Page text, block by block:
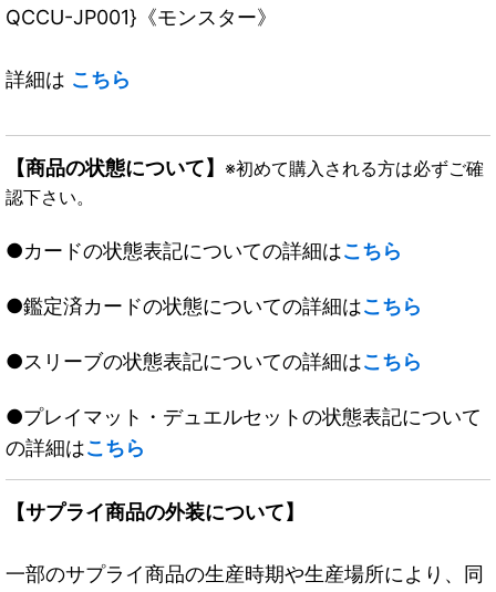
QCCU-JP001}《モンスター》
詳細は こちら
【商品の状態について】 ※初めて購入される方は必ずご確
認下さい。
●カードの状態表記についての詳細はこちら
●鑑定済カードの状態についての詳細はこちら
●スリーブの状態表記についての詳細はこちら
●プレイマット・デュエルセットの状態表記について
の詳細はこちら
【サプライ商品の外装について】
一部のサプライ商品の生産時期や生産場所により、同